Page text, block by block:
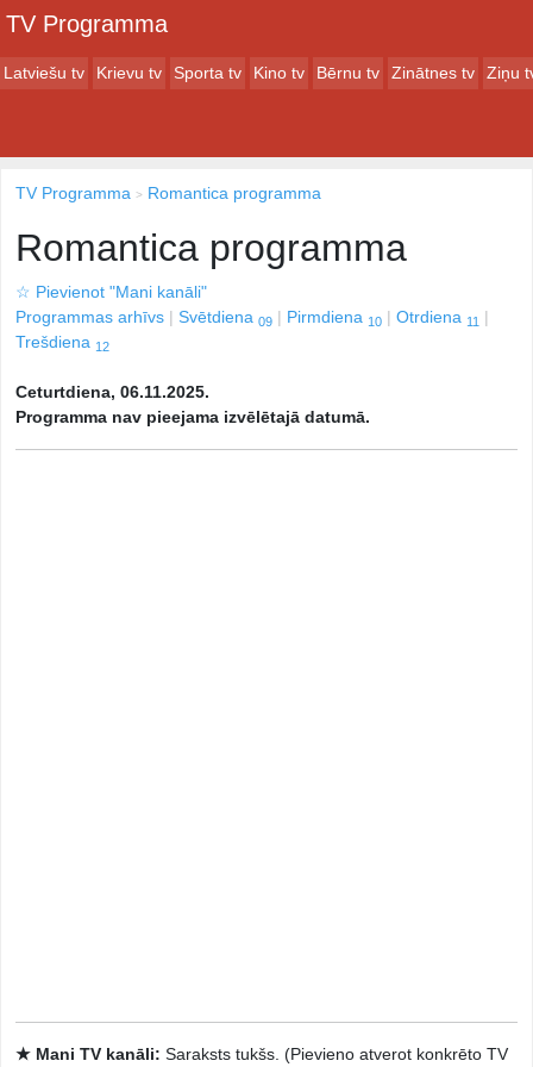
TV Programma
Latviešu tv Krievu tv Sporta tv Kino tv Bērnu tv Zinātnes tv Ziņu
TV Programma Romantica programma
Romantica programma
☆ Pievienot "Mani kanāli"
Programmas arhīvs
Svētdiena 09 Pirmdiena 10 Otrdiena 11
Trešdiena 12
Ceturtdiena, 06.11.2025.
Programma nav pieejama izvēlētajā datumā.
★ Mani TV kanāli: Saraksts tukšs. (Pievieno atverot konkrēto TV